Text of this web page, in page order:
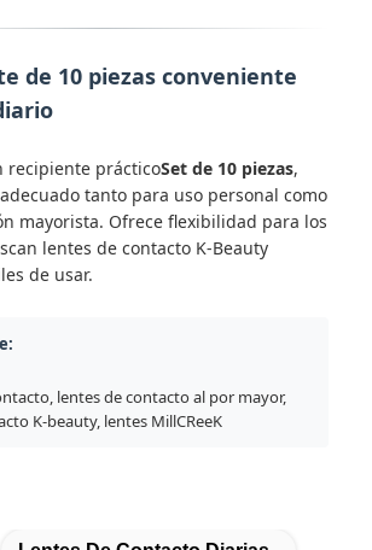
de 10 piezas conveniente
recipiente prácticoSet de 10 piezas,
tanto para uso personal como
mayorista. Ofrece flexibilidad para los
lentes de contacto K-Beauty
de usar.
lentes de contacto al por mayor,
K-beauty, lentes MillCReeK